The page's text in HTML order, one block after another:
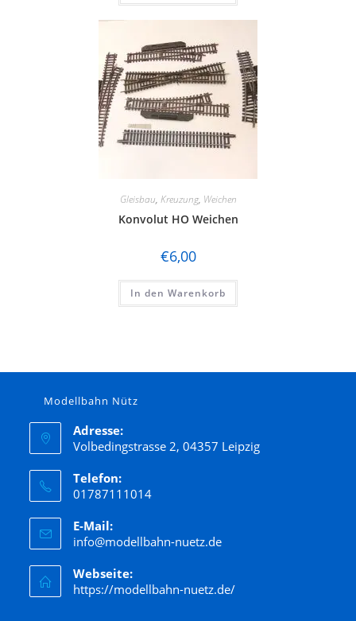
Gleisbau, Kreuzung, Weichen
Konvolut HO Weichen
€6,00
In den Warenkorb
Modellbahn Nütz
Adresse:
Volbedingstrasse 2, 04357 Leipzig
Telefon:
01787111014
E-Mail:
info@modellbahn-nuetz.de
Webseite:
https://modellbahn-nuetz.de/